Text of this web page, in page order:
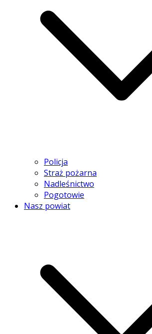
Policja
Straż pożarna
Nadleśnictwo
Pogotowie
Nasz powiat